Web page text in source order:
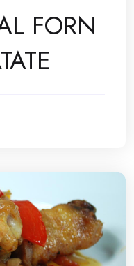
FORN